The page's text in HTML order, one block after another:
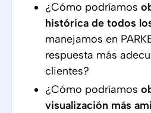
¿Cómo podríamos
histórica de todos
manejamos en
respuesta más
clientes?
¿Cómo podríamos
visualización más